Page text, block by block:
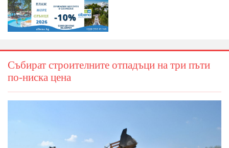
Събират строителните отпадъци на три пъти
по-ниска цена